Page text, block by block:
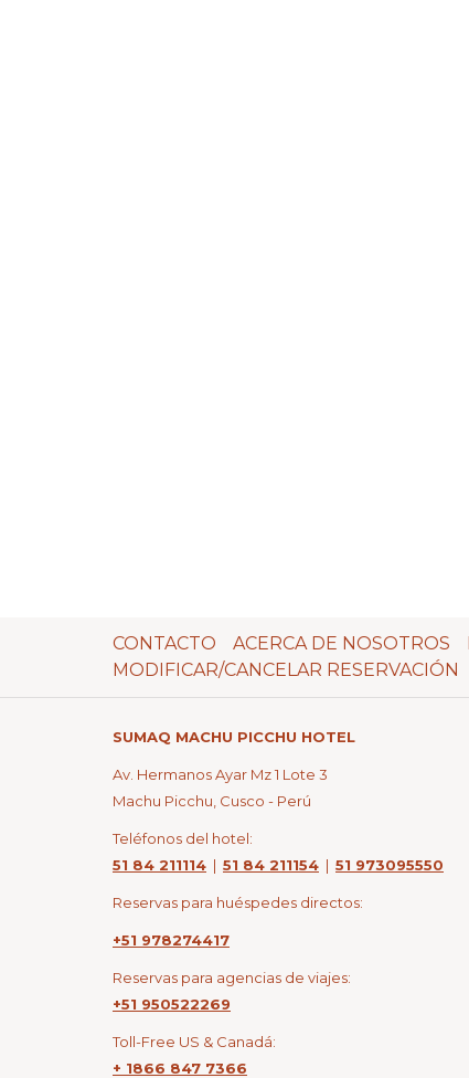
CONTACTO
ACERCA DE NOSOTROS
MODIFICAR/CANCELAR RESERVACIÓN
SUMAQ MACHU PICCHU HOTEL
Av. Hermanos Ayar Mz 1 Lote 3
Machu Picchu, Cusco - Perú
Teléfonos del hotel:
51 84 211114 | 51 84 211154 | 51 973095550
Reservas para huéspedes directos:
+51 978274417
Reservas para agencias de viajes:
+51 950522269
Toll-Free US & Canadá:
+ 1866 847 7366